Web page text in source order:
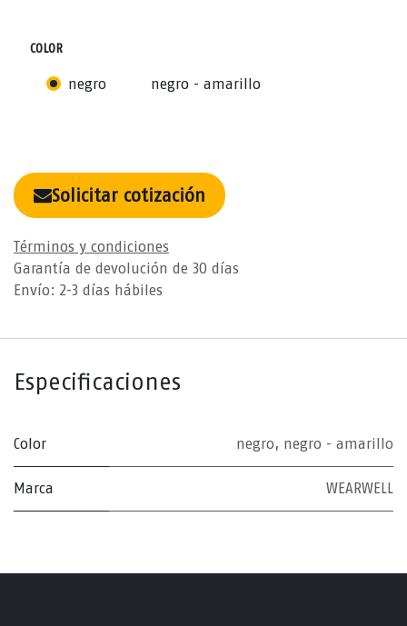
COLOR
negro negro - amarillo
Solicitar cotización
Términos y condiciones
Garantía de devolución de 30 días
Envío: 2-3 días hábiles
Especificaciones
Color negro, negro - amarillo
Marca WEARWELL